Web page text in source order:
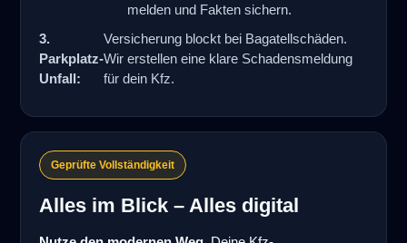
melden und Fakten sichern.
3.
Parkplatz-
Unfall:
Versicherung blockt bei Bagatellschäden.
Wir erstellen eine klare Schadensmeldung
für dein Kfz.
Geprüfte Vollständigkeit
Alles im Blick – Alles digital